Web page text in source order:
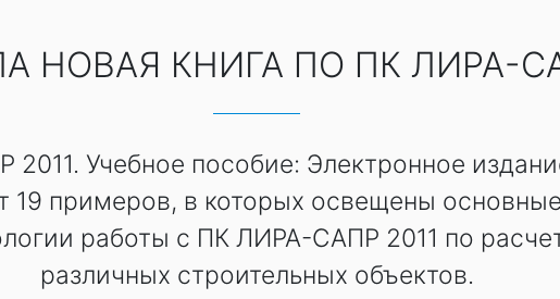
НОВАЯ КНИГА ПО ПК ЛИРА-
Учебное пособие: Электронное
19 примеров, в которых освещены
работы с ПК ЛИРА-САПР 2011 по
различных строительных объектов.